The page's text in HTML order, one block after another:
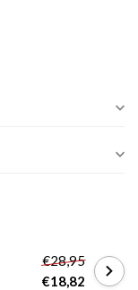
€28,95
€18,82